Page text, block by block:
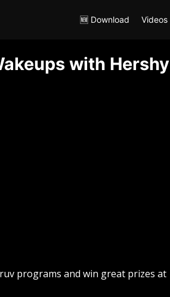
🆕 Download Videos
with Hershy
programs and win great prizes at